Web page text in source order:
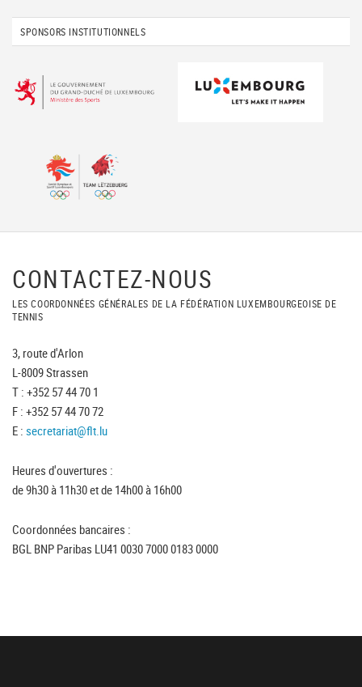
SPONSORS INSTITUTIONNELS
CONTACTEZ-NOUS
LES COORDONNÉES GÉNÉRALES DE LA FÉDÉRATION LUXEMBOURGEOISE DE
TENNIS
3, route d'Arlon
L-8009 Strassen
T : +352 57 44 70 1
F : +352 57 44 70 72
E : secretariat@flt.lu
Heures d'ouvertures :
de 9h30 à 11h30 et de 14h00 à 16h00
Coordonnées bancaires :
BGL BNP Paribas LU41 0030 7000 0183 0000